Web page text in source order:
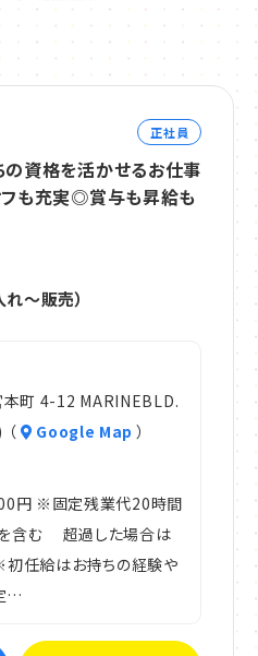
正社員
の資格を活かせるお仕事
も充実◎賞与も昇給も
～販売）
町 4-12 MARINEBLD.
Google Map ）
円 ※固定残業代20時間
含む 超過した場合は
初任給はお持ちの経験や
…